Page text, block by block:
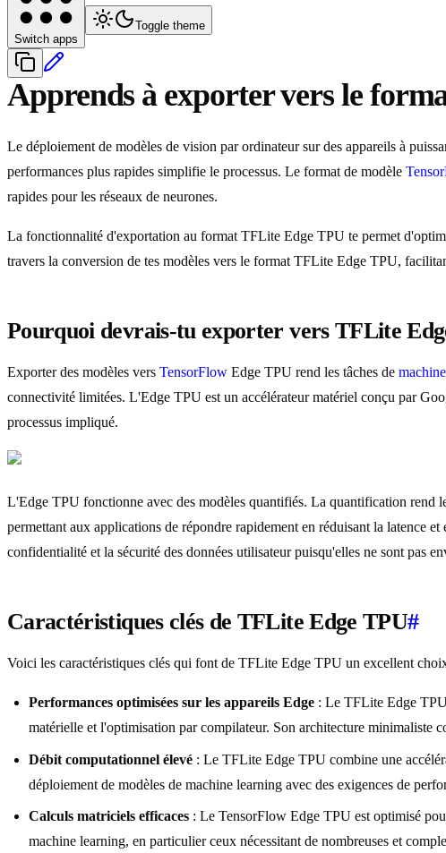
Switch apps
Toggle theme
Apprends à exporter vers le
Le déploiement de modèles de vision par ordinateur sur des appareils à
performances plus rapides simplifie le processus. Le format de modèle
rapides pour les réseaux de neurones.
La fonctionnalité d'exportation au format TFLite Edge TPU te permet
travers la conversion de tes modèles vers le format TFLite Edge TPU,
Pourquoi devrais-tu exporter vers TFLite
Exporter des modèles vers TensorFlow Edge TPU rend les tâches de
connectivité limitées. L'Edge TPU est un accélérateur matériel conçu par
processus impliqué.
L'Edge TPU fonctionne avec des modèles quantifiés. La quantification rend
permettant aux applications de répondre rapidement en réduisant la latence
confidentialité et la sécurité des données utilisateur puisqu'elles ne sont pas
Caractéristiques clés de TFLite Edge TPU#
Voici les caractéristiques clés qui font de TFLite Edge TPU un excellent
Performances optimisées sur les appareils Edge : Le TFLite Edge TPU
matérielle et l'optimisation par compilateur. Son architecture minimaliste
Débit computationnel élevé : Le TFLite Edge TPU combine une
déploiement de modèles de machine learning avec des exigences de
Calculs matriciels efficaces : Le TensorFlow Edge TPU est optimisé
machine learning, en particulier ceux nécessitant de nombreuses et